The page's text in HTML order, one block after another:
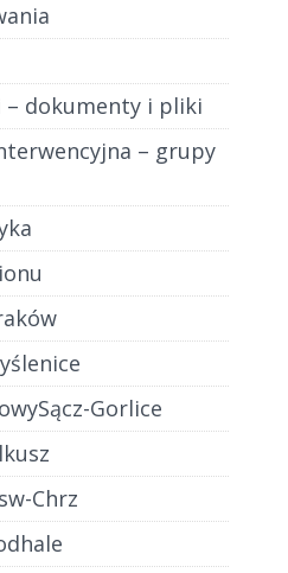
– dokumenty i pliki
– grupy
Gorlice
Chrz